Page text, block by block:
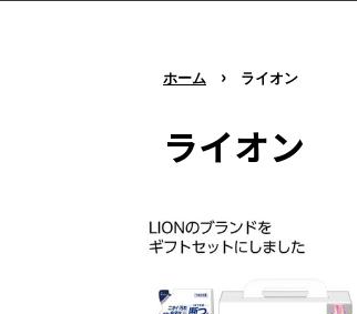
ホーム › ライオン
ライオン